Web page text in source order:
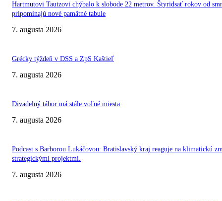
Hartmutovi Tautzovi chýbalo k slobode 22 metrov. Štyridsať rokov od
pripomínajú nové pamätné tabule
7. augusta 2026
Grécky týždeň v DSS a ZpS Kaštieľ
7. augusta 2026
Divadelný tábor má stále voľné miesta
7. augusta 2026
Podcast s Barborou Lukáčovou: Bratislavský kraj reaguje na klimatickú
strategickými projektmi.
7. augusta 2026